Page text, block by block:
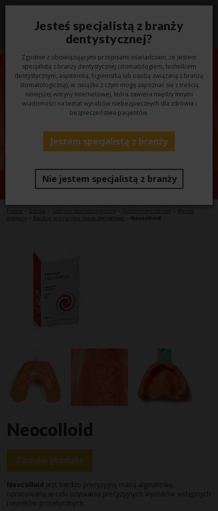
Neocolloid
Home Gabinet stomatologiczny Systemy wyciskowe
wstępny
Bardzo precyzyjna masa alginatowa Neocolloid
Neocolloid
Zamów produkt
Neocolloid jest bardzo precyzyjną masą alginatową,
opracowaną w celu uzyskania precyzyjnych wycisków wstępnych
i wyników protetycznych.
Jesteś specjalistą z branży
dentystycznej?
Zgodnie z obowiązującymi przepisami oświadczam, że jestem
specjalistą z branży dentystycznej (stomatologiem, technikiem
dentystycznym, asystentką, higienistką lub osobą związaną z branżą
stomatologiczną), w związku z czym mogę zapoznać się z treścią
niniejszej witryny internetowej, która zawiera między innymi
wiadomości na temat wyrobów niebezpiecznych dla zdrowia i
bezpieczeństwa pacjentów.
Jestem specjalistą z branży
Nie jestem specjalistą z branży